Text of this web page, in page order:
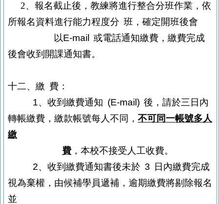
2、報名截止後，教練將進行整合分班作業，依
所報名資料進行能力程度分 班，確定開班後會
以E-mail或電話通知繳費，繳費完成
後會收到開課通知書。
十二、繳 費：
1、收到繳費通知 (E-mail)後，請於三日內
轉帳繳費，繳款帳號每人不同， 不可同一帳號多人
繳
費，本校不接受人工收費。
2、收到繳費通知書後未於 3 日內繳費完成
視為棄權，由候補學員遞補，逾期繳費將剔除報名
並